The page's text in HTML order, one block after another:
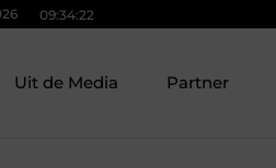
09:34:23
Uit de Media Partner